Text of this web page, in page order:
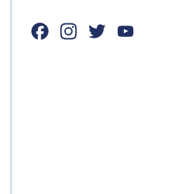
Facebook
Instagram
Twitter